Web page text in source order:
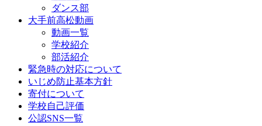
ダンス部
大手前高松動画
動画一覧
学校紹介
部活紹介
緊急時の対応について
いじめ防止基本方針
寄付について
学校自己評価
公認SNS一覧